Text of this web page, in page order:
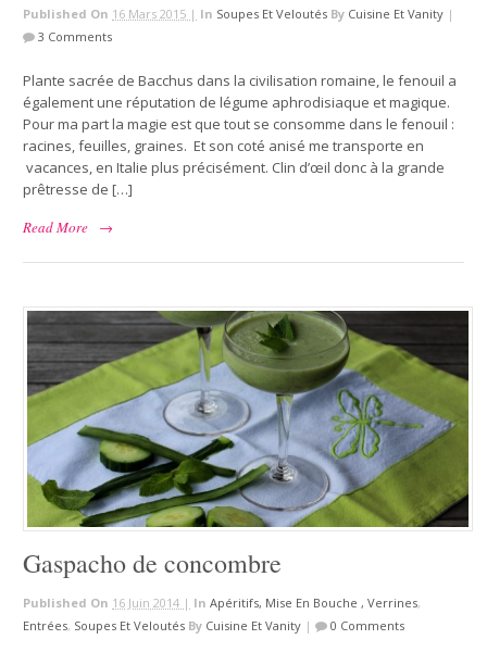
Published On 16 Mars 2015 | In Soupes Et Veloutés By Cuisine Et Vanity |
3 Comments
Plante sacrée de Bacchus dans la civilisation romaine, le fenouil a
également une réputation de légume aphrodisiaque et magique.
Pour ma part la magie est que tout se consomme dans le fenouil :
racines, feuilles, graines. Et son coté anisé me transporte en
vacances, en Italie plus précisément. Clin d’œil donc à la grande
prêtresse de […]
Read More
→
Gaspacho de concombre
Published On 16 Juin 2014 | In Apéritifs, Mise En Bouche , Verrines,
Entrées, Soupes Et Veloutés By Cuisine Et Vanity | 0 Comments